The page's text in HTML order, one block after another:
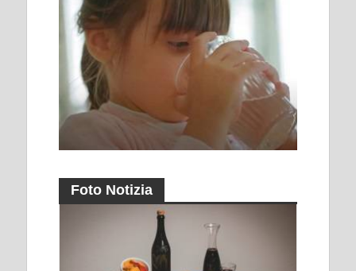
Foto Notizia